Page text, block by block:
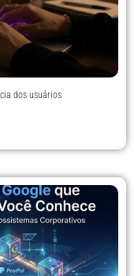
dos usuários